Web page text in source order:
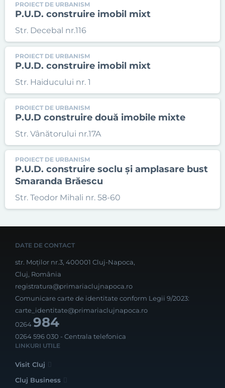
PROIECT DE URBANISM
P.U.D. construire imobil mixt
Str. Decebal nr.116
PROIECT DE URBANISM
P.U.D. construire imobil mixt
Str. Haiducului nr. 1
PROIECT DE URBANISM
P.U.D construire două imobile mixte
Str. Vânătorului nr.17A
PROIECT DE URBANISM
P.U.D. construire soclu și amplasare bust
Smaranda Brăescu
Str. Teodor Mihali nr. 58-60
DATE DE CONTACT
str. Moților nr.3, 400001 Cluj-Napoca,
Cluj, România
registratura@primariaclujnapoca.ro
Comunicare carte de identitate conform Legii 9/2023:
carte_identitate@primariaclujnapoca.ro
0264984
0264 596 030 - Centrala telefonica
LINKURI UTILE
Visit Cluj
Cluj Business